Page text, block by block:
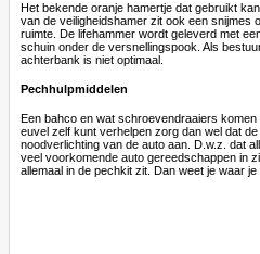
Het bekende oranje hamertje dat gebruikt
van de veiligheidshamer zit ook een snijmes
ruimte. De lifehammer wordt geleverd met
schuin onder de versnellingspook. Als
achterbank is niet optimaal.
Pechhulpmiddelen
Een bahco en wat schroevendraaiers
euvel zelf kunt verhelpen zorg dan wel dat
noodverlichting van de auto aan. D.w.z. dat
veel voorkomende auto gereedschappen in
allemaal in de pechkit zit. Dan weet je waar